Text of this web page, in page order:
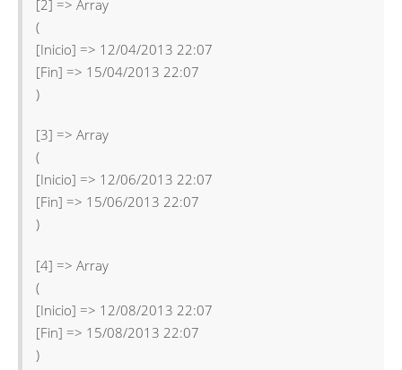
[2] => Array
(
[Inicio] => 12/04/2013 22:07
[Fin] => 15/04/2013 22:07
)
[3] => Array
(
[Inicio] => 12/06/2013 22:07
[Fin] => 15/06/2013 22:07
)
[4] => Array
(
[Inicio] => 12/08/2013 22:07
[Fin] => 15/08/2013 22:07
)